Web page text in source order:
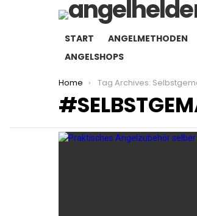
START ANGELMETHODEN
ANGELSHOPS
You are here:
Home Tag Archives: Selbstgemachte
LATEST
STORIES